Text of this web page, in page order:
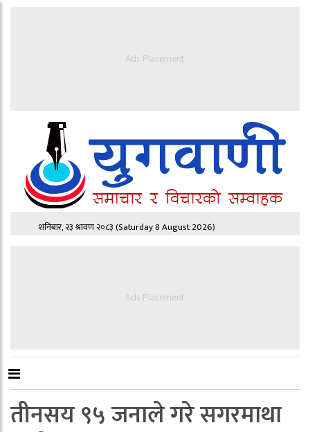
Ads Placement
शनिबार, २३ श्रावण २०८३(Saturday 8 August 2026)
Ads Placement
तीनसय ९५ जनाले गरे सगरमाथा